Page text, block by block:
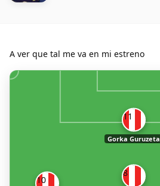
A ver que tal me va en mi estreno
10
8
11
Gorka Guruzeta